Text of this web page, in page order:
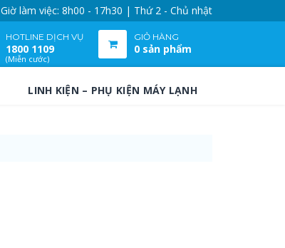
Giờ làm việc: 8h00 - 17h30 | Thứ 2 - Chủ nhật
HOTLINE DỊCH VỤ
1800 1109
(Miễn cước)
GIỎ HÀNG
0 sản phẩm
LINH KIỆN – PHỤ KIỆN MÁY LẠNH